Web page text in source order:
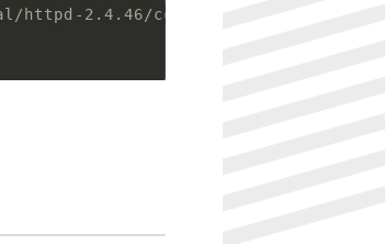
httpd-2.4.46/conf/extra/